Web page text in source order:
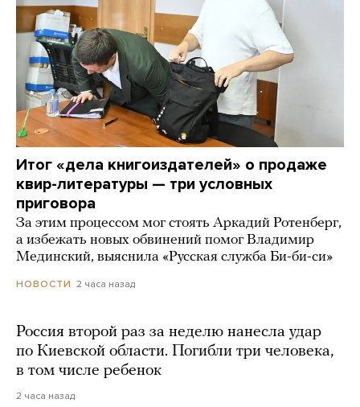
Итог «дела книгоиздателей» о продаже
квир-литературы — три условных
приговора
За этим процессом мог стоять Аркадий Ротенберг,
а избежать новых обвинений помог Владимир
Мединский, выяснила «Русская служба Би-би-си»
НОВОСТИ 2 часа назад
Россия второй раз за неделю нанесла удар
по Киевской области. Погибли три человека,
в том числе ребенок
2 часа назад